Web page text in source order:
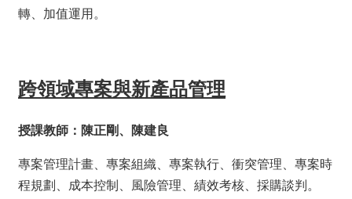
我
專
社
媒
體
轉、加值運用。
跨領域專案與新產品管理
授課教師：陳正剛、陳建良
專案管理計畫、專案組織、專案執行、衝突管理、專案時
程規劃、成本控制、風險管理、績效考核、採購談判。